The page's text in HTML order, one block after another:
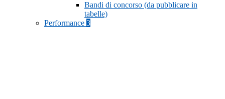
Bandi di concorso (da pubblicare in
tabelle)
Performance 3